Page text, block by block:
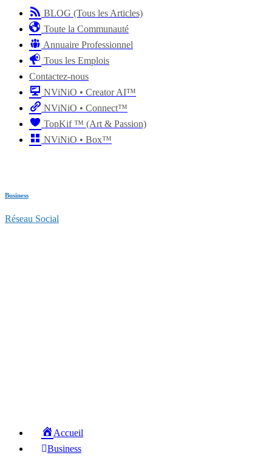
BLOG (Tous les Articles)
Toute la Communauté
Annuaire Professionnel
Tous les Emplois
Contactez-nous
NViNiO • Creator AI™
NViNiO • Connect™
TopKif ™ (Art & Passion)
NViNiO • Box™
Business
Réseau Social
Accueil
Business